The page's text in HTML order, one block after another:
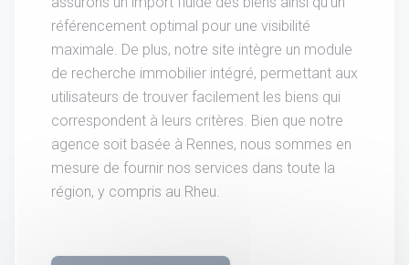
référencement optimal pour une visibilité
maximale. De plus, notre site intègre un module
de recherche immobilier intégré, permettant aux
utilisateurs de trouver facilement les biens qui
correspondent à leurs critères. Bien que notre
agence soit basée à Rennes, nous sommes en
mesure de fournir nos services dans toute la
région, y compris au Rheu.